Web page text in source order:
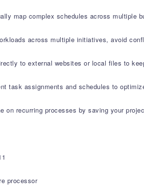
map complex schedules across multiple
across multiple initiatives, avoid
to external websites or local files to
task assignments and schedules to
on recurring processes by saving your
processor